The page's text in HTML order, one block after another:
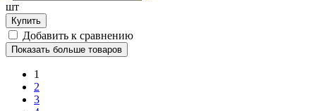
шт
Купить
Добавить к сравнению
Показать больше товаров
1
2
3